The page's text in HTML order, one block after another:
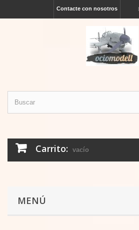
Contacte con nosotros
Carrito: vacío
MENÚ